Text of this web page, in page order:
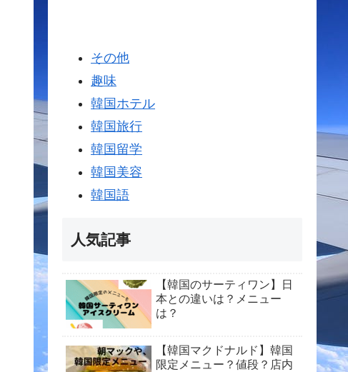
その他
趣味
韓国ホテル
韓国旅行
韓国留学
韓国美容
韓国語
人気記事
【韓国のサーティワン】日
本との違いは？メニュー
は？
【韓国マクドナルド】韓国
限定メニュー？値段？店内